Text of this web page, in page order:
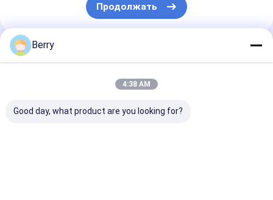
Ветрило тени Солнца
Комплекты для ограждения перголы
Продолжать
Наши Категории
Berry
4:38 AM
Good day, what product are you looking for?